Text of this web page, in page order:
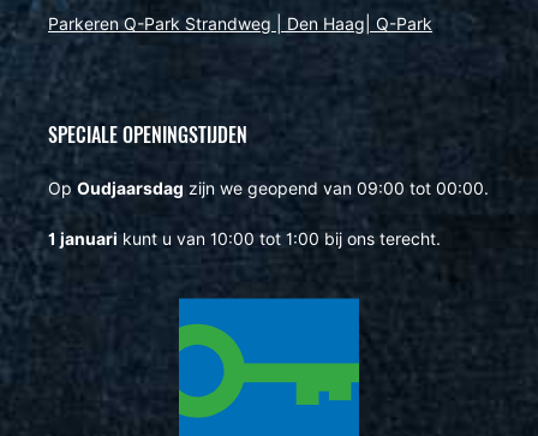
Parkeren Q-Park Strandweg | Den Haag| Q-Park
SPECIALE OPENINGSTIJDEN
Op Oudjaarsdag zijn we geopend van 09:00 tot 00:00.
1 januari kunt u van 10:00 tot 1:00 bij ons terecht.